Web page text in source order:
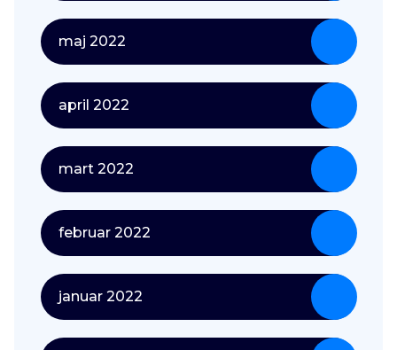
maj 2022
april 2022
mart 2022
februar 2022
januar 2022